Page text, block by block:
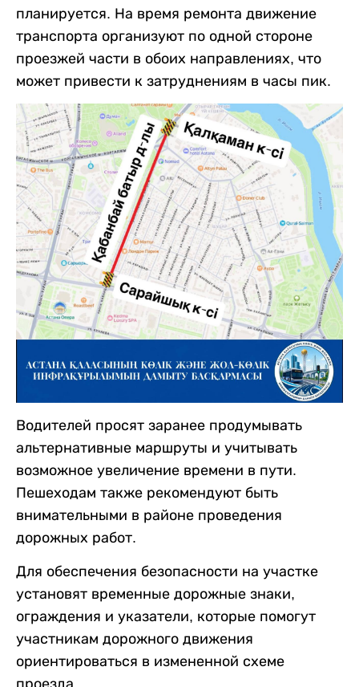
планируется. На время ремонта движение
транспорта организуют по одной стороне
проезжей части в обоих направлениях, что
может привести к затруднениям в часы пик.
Водителей просят заранее продумывать
альтернативные маршруты и учитывать
возможное увеличение времени в пути.
Пешеходам также рекомендуют быть
внимательными в районе проведения
дорожных работ.
Для обеспечения безопасности на участке
установят временные дорожные знаки,
ограждения и указатели, которые помогут
участникам дорожного движения
ориентироваться в измененной схеме